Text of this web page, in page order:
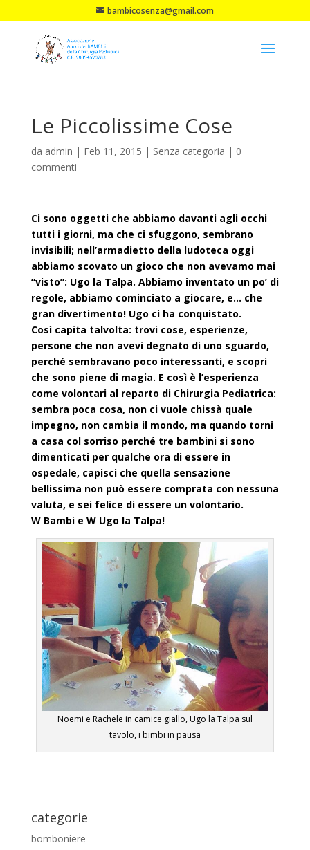
bambicosenza@gmail.com
Le Piccolissime Cose
da admin | Feb 11, 2015 | Senza categoria | 0
commenti
Ci sono oggetti che abbiamo davanti agli occhi
tutti i giorni, ma che ci sfuggono, sembrano
invisibili; nell’armadietto della ludoteca oggi
abbiamo scovato un gioco che non avevamo mai
“visto”: Ugo la Talpa. Abbiamo inventato un po’ di
regole, abbiamo cominciato a giocare, e… che
gran divertimento! Ugo ci ha conquistato.
Così capita talvolta: trovi cose, esperienze,
persone che non avevi degnato di uno sguardo,
perché sembravano poco interessanti, e scopri
che sono piene di magia. E così è l’esperienza
come volontari al reparto di Chirurgia Pediatrica:
sembra poca cosa, non ci vuole chissà quale
impegno, non cambia il mondo, ma quando torni
a casa col sorriso perché tre bambini si sono
dimenticati per qualche ora di essere in
ospedale, capisci che quella sensazione
bellissima non può essere comprata con nessuna
valuta, e sei felice di essere un volontario.
W Bambi e W Ugo la Talpa!
Noemi e Rachele in camice giallo, Ugo la Talpa sul
tavolo, i bimbi in pausa
categorie
bomboniere